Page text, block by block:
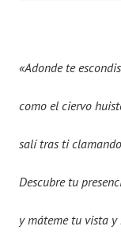
«Adonde te
como el ciervo
salí tras ti
Descubre tu
y máteme tu vista y